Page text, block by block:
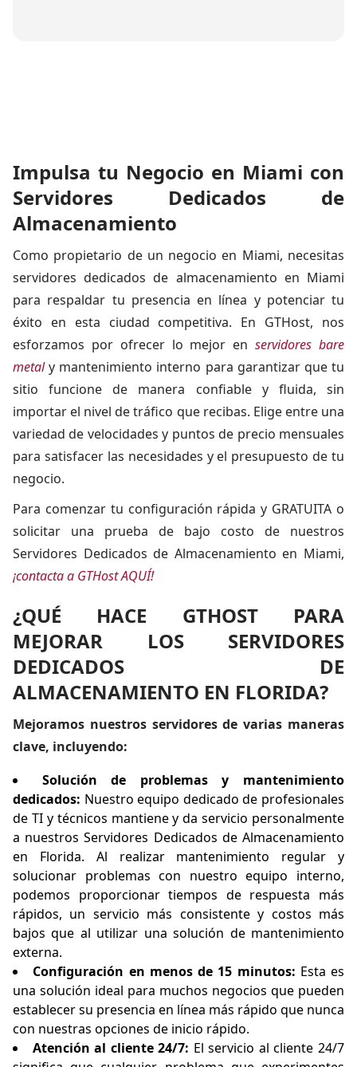
Impulsa tu Negocio en Miami con
Servidores Dedicados de
Almacenamiento
Como propietario de un negocio en Miami, necesitas
servidores dedicados de almacenamiento en Miami
para respaldar tu presencia en línea y potenciar tu
éxito en esta ciudad competitiva. En GTHost, nos
esforzamos por ofrecer lo mejor enservidores bare
metaly mantenimiento interno para garantizar que tu
sitio funcione de manera confiable y fluida, sin
importar el nivel de tráfico que recibas. Elige entre una
variedad de velocidades y puntos de precio mensuales
para satisfacer las necesidades y el presupuesto de tu
negocio.
Para comenzar tu configuración rápida y GRATUITA o
solicitar una prueba de bajo costo de nuestros
Servidores Dedicados de Almacenamiento en Miami,
¡contacta a GTHost AQUÍ!
¿QUÉ HACE GTHOST PARA
MEJORAR LOS SERVIDORES
DEDICADOS DE
ALMACENAMIENTO EN FLORIDA?
Mejoramos nuestros servidores de varias maneras
clave, incluyendo:
Solución de problemas y mantenimiento
dedicados: Nuestro equipo dedicado de profesionales
de TI y técnicos mantiene y da servicio personalmente
a nuestros Servidores Dedicados de Almacenamiento
en Florida. Al realizar mantenimiento regular y
solucionar problemas con nuestro equipo interno,
podemos proporcionar tiempos de respuesta más
rápidos, un servicio más consistente y costos más
bajos que al utilizar una solución de mantenimiento
externa.
Configuración en menos de 15 minutos: Esta es
una solución ideal para muchos negocios que pueden
establecer su presencia en línea más rápido que nunca
con nuestras opciones de inicio rápido.
Atención al cliente 24/7: El servicio al cliente 24/7